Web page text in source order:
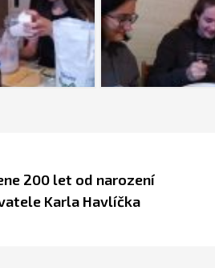
200 let od narození
Karla Havlíčka